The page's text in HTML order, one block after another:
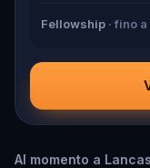
Fellowship · fino a
Al momento a